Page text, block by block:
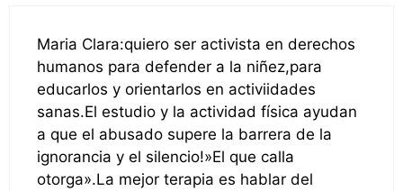
Maria Clara:quiero ser activista en derechos
humanos para defender a la niñez,para
educarlos y orientarlos en activiidades
sanas.El estudio y la actividad física ayudan
a que el abusado supere la barrera de la
ignorancia y el silencio!»El que calla
otorga».La mejor terapia es hablar del